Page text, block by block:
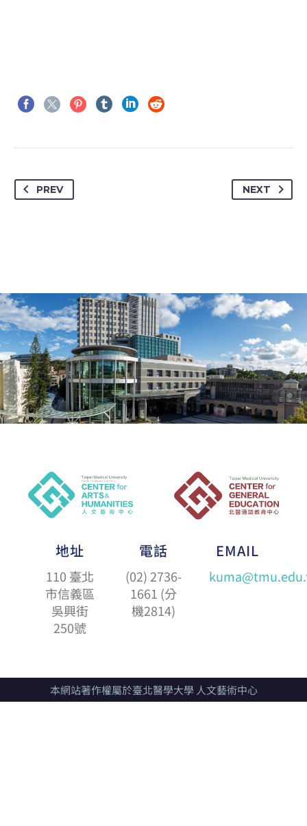
PREV NEXT
地址
110 臺北
市信義區
吳興街
250號
電話
(02) 2736-
1661 (分
機2814)
EMAIL
本網站著作權屬於臺北醫學大學 人文藝術中心